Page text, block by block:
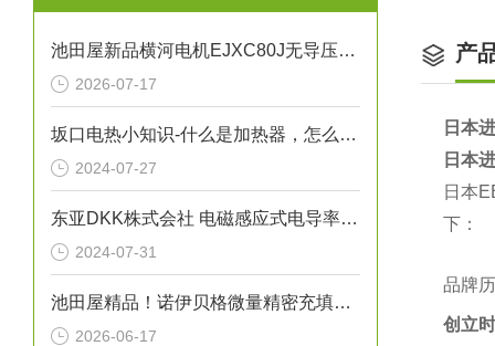
池田屋新品横河电机EJXC80J无导压管式隔膜密封系统
2026-07-17
坂口电热小知识-什么是加热器，怎么保养加热器
2024-07-27
东亚DKK株式会社 电磁感应式电导率检测仪“ME-6□□/7□□/11T型”
2024-07-31
池田屋精品！诺伊贝格微量精密充填点胶机 VPA07 参数介绍
2026-06-17
产
日本
日本
日本
下：
品牌
创立